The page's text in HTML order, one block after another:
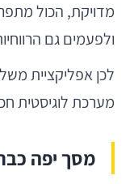
מדויקת, הכול
ולפעמים גם
מערכת לוגיסטית
מסך יפה